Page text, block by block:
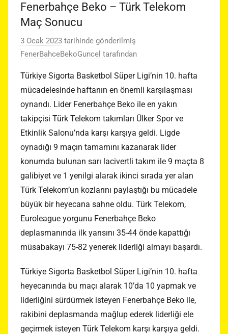
Fenerbahçe Beko – Türk Telekom
Maç Sonucu
3 Ocak 2023 tarihinde gönderilmiş
FenerBahceBekoGuncel tarafından
Türkiye Sigorta Basketbol Süper Ligi’nin 10. hafta
mücadelesinde haftanın en önemli karşılaşması
oynandı. Lider Fenerbahçe Beko ile en yakın
takipçisi Türk Telekom takımları Ülker Spor ve
Etkinlik Salonu’nda karşı karşıya geldi. Ligde
oynadığı 9 maçın tamamını kazanarak lider
konumda bulunan sarı lacivertli takım ile 9 maçta 8
galibiyet ve 1 yenilgi alarak ikinci sırada yer alan
Türk Telekom’un kozlarını paylaştığı bu mücadele
büyük bir heyecana sahne oldu. Türk Telekom,
Euroleague yorgunu Fenerbahçe Beko
deplasmanında ilk yarısını 35-44 önde kapattığı
müsabakayı 75-82 yenerek liderliği almayı başardı.
Türkiye Sigorta Basketbol Süper Ligi’nin 10. hafta
heyecanında bu maçı alarak 10’da 10 yapmak ve
liderliğini sürdürmek isteyen Fenerbahçe Beko ile,
rakibini deplasmanda mağlup ederek liderliği ele
geçirmek isteyen Türk Telekom karşı karşıya geldi.